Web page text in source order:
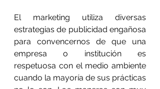
El marketing utiliza diversas
estrategias de publicidad engañosa
para convencernos de que una
empresa o institución es
respetuosa con el medio ambiente
cuando la mayoría de sus prácticas